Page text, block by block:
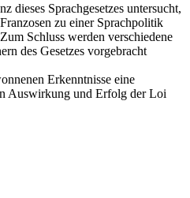
dieses Sprachgesetzes untersucht,
zu einer Sprachpolitik
Schluss werden verschiedene
des Gesetzes vorgebracht
Erkenntnisse eine
Auswirkung und Erfolg der Loi